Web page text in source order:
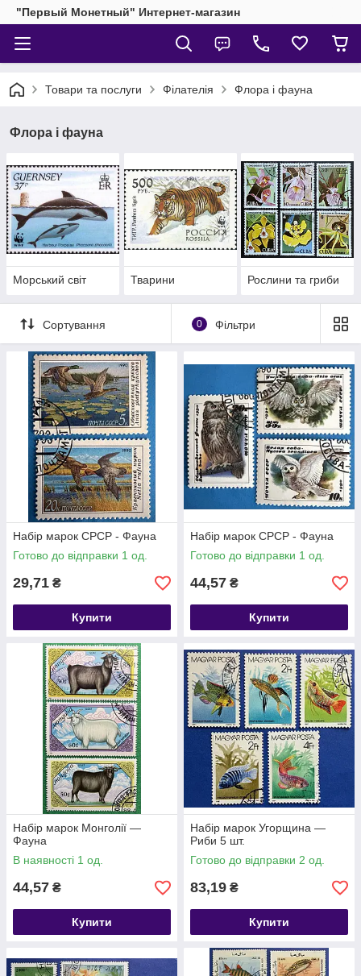
"Первый Монетный" Интернет-магазин
Товари та послуги Філателія Флора і фауна
Флора і фауна
Морський світ Тварини Рослини та гриби
Сортування 0 Фільтри
Набір марок СРСР - Фауна
Готово до відправки 1 од.
29,71 ₴
Купити
Набір марок СРСР - Фауна
Готово до відправки 1 од.
44,57 ₴
Купити
Набір марок Монголії —
Фауна
В наявності 1 од.
44,57 ₴
Купити
Набір марок Угорщина —
Риби 5 шт.
Готово до відправки 2 од.
83,19 ₴
Купити